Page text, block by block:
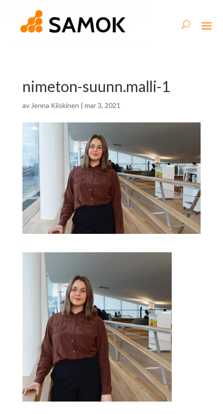
nimeton-suunn.malli-1
av Jenna Kiiskinen | mar 3, 2021